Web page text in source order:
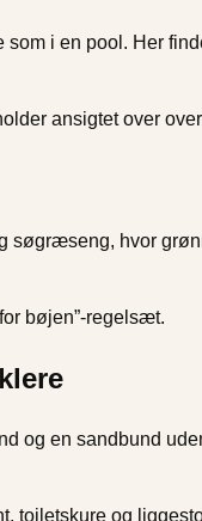
i en pool. Her
ansigtet over
søgræseng, hvor
bøjen”-regel­sæt.
og en sandbund
toiletskure og